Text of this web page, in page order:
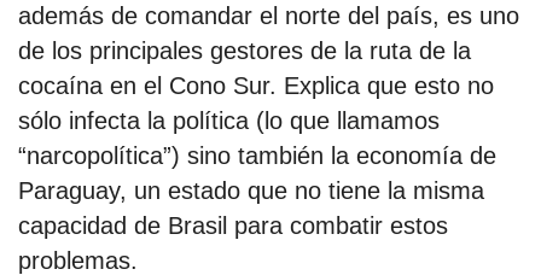
además de comandar el norte del país, es uno
de los principales gestores de la ruta de la
cocaína en el Cono Sur. Explica que esto no
sólo infecta la política (lo que llamamos
“narcopolítica”) sino también la economía de
Paraguay, un estado que no tiene la misma
capacidad de Brasil para combatir estos
problemas.